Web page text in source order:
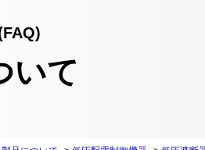
いて